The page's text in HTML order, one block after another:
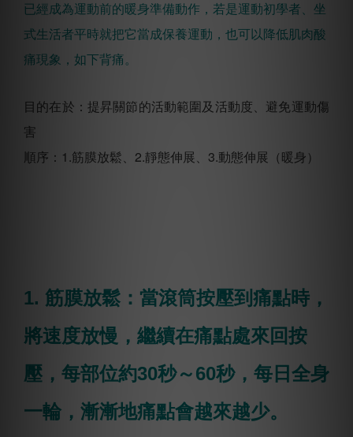
已經成為運動前的暖身準備動作，若是運動初學者、坐
式生活者平時就把它當成保養運動，也可以降低肌肉酸
痛現象，如下背痛。
目的在於：提昇關節的活動範圍及活動度、避免運動傷
害
順序：1.筋膜放鬆、2.靜態伸展、3.動態伸展（暖身）
1. 筋膜放鬆：當滾筒按壓到痛點時，
將速度放慢，繼續在痛點處來回按
壓，每部位約30秒～60秒，每日全身
一輪，漸漸地痛點會越來越少。